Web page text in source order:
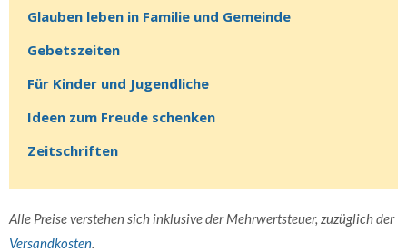
Glauben leben in Familie und Gemeinde
Gebetszeiten
Für Kinder und Jugendliche
Ideen zum Freude schenken
Zeitschriften
Alle Preise verstehen sich inklusive der Mehrwertsteuer, zuzüglich der
Versandkosten.